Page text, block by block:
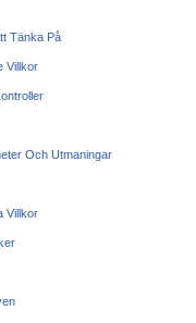
Tänka På
Villkor
Och Utmaningar
Villkor